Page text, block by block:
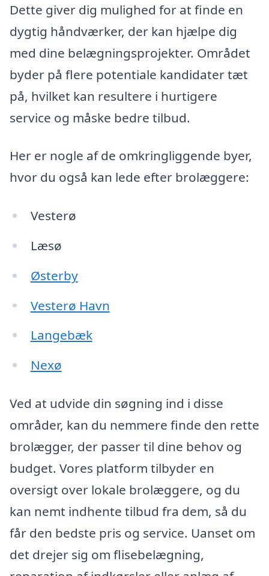
Dette giver dig mulighed for at finde en
dygtig håndværker, der kan hjælpe dig
med dine belægningsprojekter. Området
byder på flere potentiale kandidater tæt
på, hvilket kan resultere i hurtigere
service og måske bedre tilbud.
Her er nogle af de omkringliggende byer,
hvor du også kan lede efter brolæggere:
Vesterø
Læsø
Østerby
Vesterø Havn
Langebæk
Nexø
Ved at udvide din søgning ind i disse
områder, kan du nemmere finde den rette
brolægger, der passer til dine behov og
budget. Vores platform tilbyder en
oversigt over lokale brolæggere, og du
kan nemt indhente tilbud fra dem, så du
får den bedste pris og service. Uanset om
det drejer sig om flisebelægning,